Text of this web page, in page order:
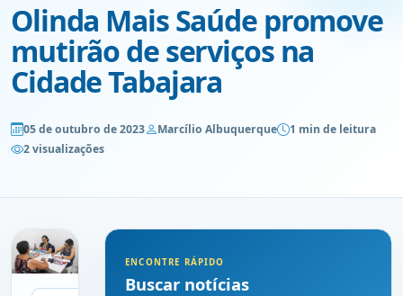
Olinda Mais Saúde promove
mutirão de serviços na
Cidade Tabajara
05 de outubro de 2023 Marcílio Albuquerque
1 min de leitura
2 visualizações
ENCONTRE RÁPIDO
Buscar notícias